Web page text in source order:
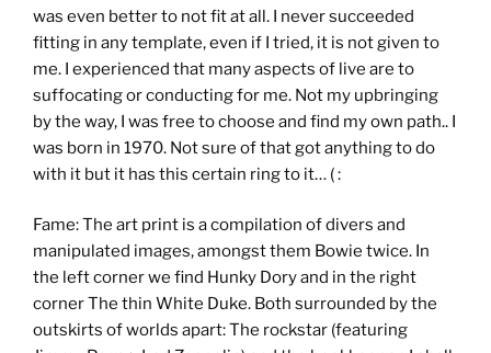
was even better to not fit at all. I never succeeded
fitting in any template, even if I tried, it is not given to
me. I experienced that many aspects of live are to
suffocating or conducting for me. Not my upbringing
by the way, I was free to choose and find my own path.. I
was born in 1970. Not sure of that got anything to do
with it but it has this certain ring to it… ( :
Fame: The art print is a compilation of divers and
manipulated images, amongst them Bowie twice. In
the left corner we find Hunky Dory and in the right
corner The thin White Duke. Both surrounded by the
outskirts of worlds apart: The rockstar (featuring